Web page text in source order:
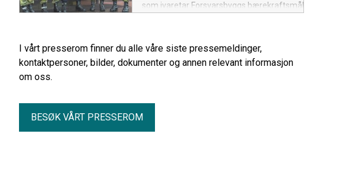
som ivaretar Forsvarsbyggs bærekraftsmål, og
I vårt presserom finner du alle våre siste pressemeldinger,
kontaktpersoner, bilder, dokumenter og annen relevant informasjon
om oss.
BESØK VÅRT PRESSEROM